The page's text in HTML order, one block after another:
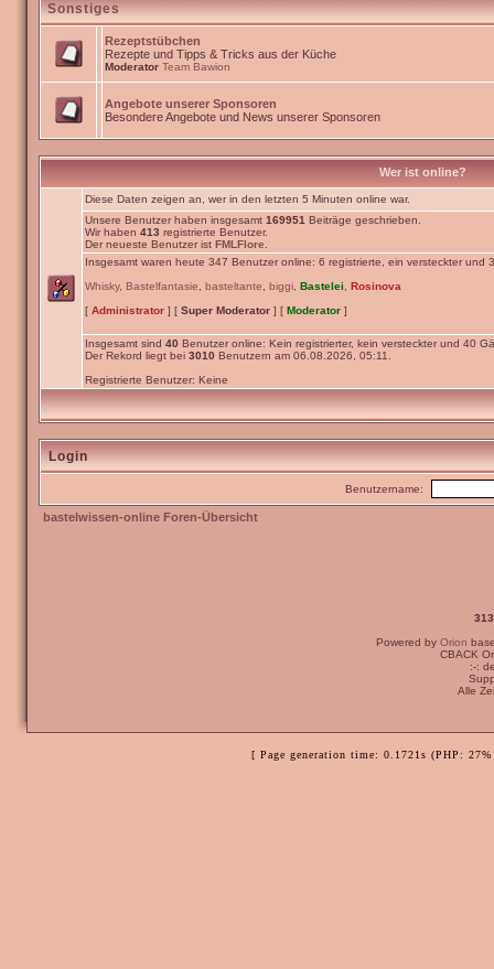
Sonstiges
Rezeptstübchen
Rezepte und Tipps & Tricks aus der Küche
Moderator Team Bawion
Angebote unserer Sponsoren
Besondere Angebote und News unserer Sponsoren
Wer ist online?
Diese Daten zeigen an, wer in den letzten 5 Minuten online war.
Unsere Benutzer haben insgesamt 169951 Beiträge geschrieben.
Wir haben 413 registrierte Benutzer.
Der neueste Benutzer ist FMLFlore
Insgesamt waren heute 347 Benutzer online: 6 registrierte, ein versteckter und
Whisky, Bastelfantasie basteltante biggi Bastelei
Rosinova
[ Administrator ] [ Super Moderator ] [ Moderator ]
Insgesamt sind 40 Benutzer online: Kein registrierter, kein versteckter und 40
Der Rekord liegt bei 3010 Benutzern am 06.08.2026, 05:11.
Registrierte Benutzer: Keine
Login
Benutzername:
bastelwissen-online Foren-Übersicht
Powered by Orion
CBACK
:-:
Alle
[ Page generation time: 0.1721s (PHP: